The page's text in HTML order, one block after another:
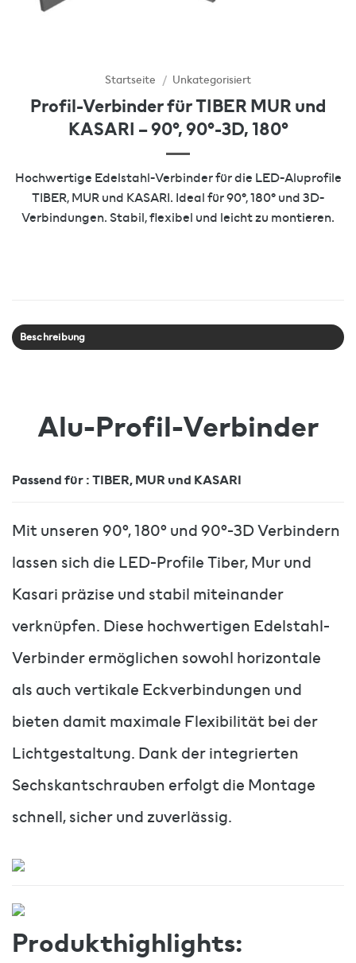
Startseite / Unkategorisiert
Profil-Verbinder für TIBER MUR und
KASARI – 90°, 90°-3D, 180°
Hochwertige Edelstahl-Verbinder für die LED-Aluprofile
TIBER, MUR und KASARI. Ideal für 90°, 180° und 3D-
Verbindungen. Stabil, flexibel und leicht zu montieren.
Beschreibung
Alu-Profil-Verbinder
Passend für : TIBER, MUR und KASARI
Mit unseren 90°, 180° und 90°-3D Verbindern
lassen sich die LED-Profile Tiber, Mur und
Kasari präzise und stabil miteinander
verknüpfen. Diese hochwertigen Edelstahl-
Verbinder ermöglichen sowohl horizontale
als auch vertikale Eckverbindungen und
bieten damit maximale Flexibilität bei der
Lichtgestaltung. Dank der integrierten
Sechskantschrauben erfolgt die Montage
schnell, sicher und zuverlässig.
Produkthighlights: